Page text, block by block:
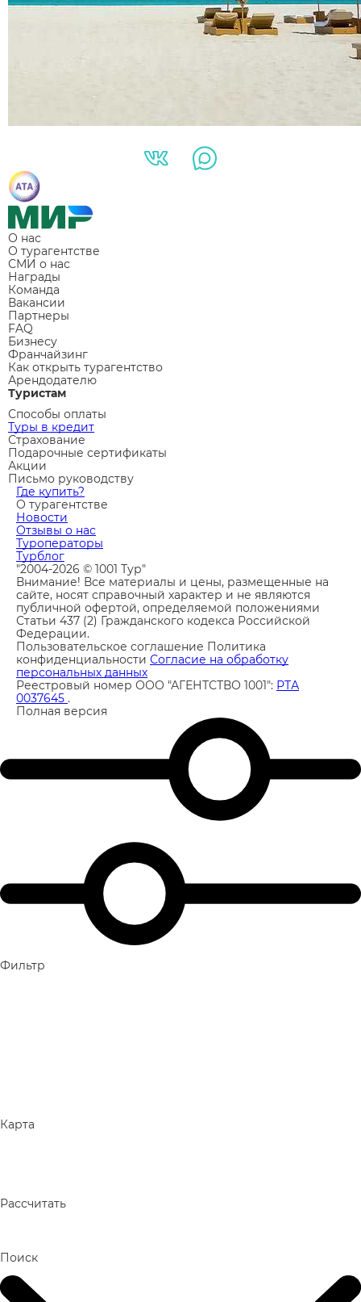
О нас
О турагентстве
СМИ о нас
Награды
Команда
Вакансии
Партнеры
FAQ
Бизнесу
Франчайзинг
Как открыть турагентство
Арендодателю
Туристам
Способы оплаты
Туры в кредит
Страхование
Подарочные сертификаты
Акции
Письмо руководству
Где купить?
О турагентстве
Новости
Отзывы о нас
Туроператоры
Турблог
"2004-2026 © 1001 Тур"
Внимание! Все материалы и цены, размещенные на
сайте, носят справочный характер и не являются
публичной офертой, определяемой положениями
Статьи 437 (2) Гражданского кодекса Российской
Федерации.
Пользовательское соглашение Политика
конфиденциальности Согласие на обработку
персональных данных
Реестровый номер ООО "АГЕНТСТВО 1001": РТА
0037645 .
Полная версия
Фильтр
Карта
Рассчитать
Поиск